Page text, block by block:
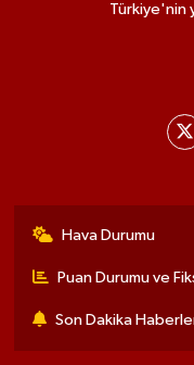
Türkiye'nin
Hava Durumu
Puan Durumu ve
Son Dakika